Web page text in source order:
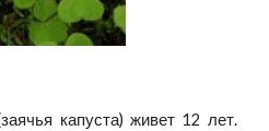
капуста) живет 12 лет.